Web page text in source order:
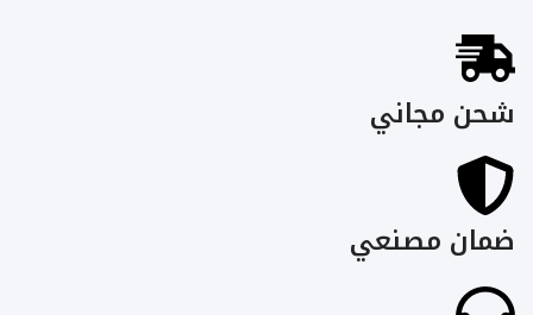
شحن مجاني
ضمان مصنعي